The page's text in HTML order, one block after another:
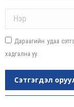
Дараагийн удаа
хадгална уу.
Сэтгэгдэл